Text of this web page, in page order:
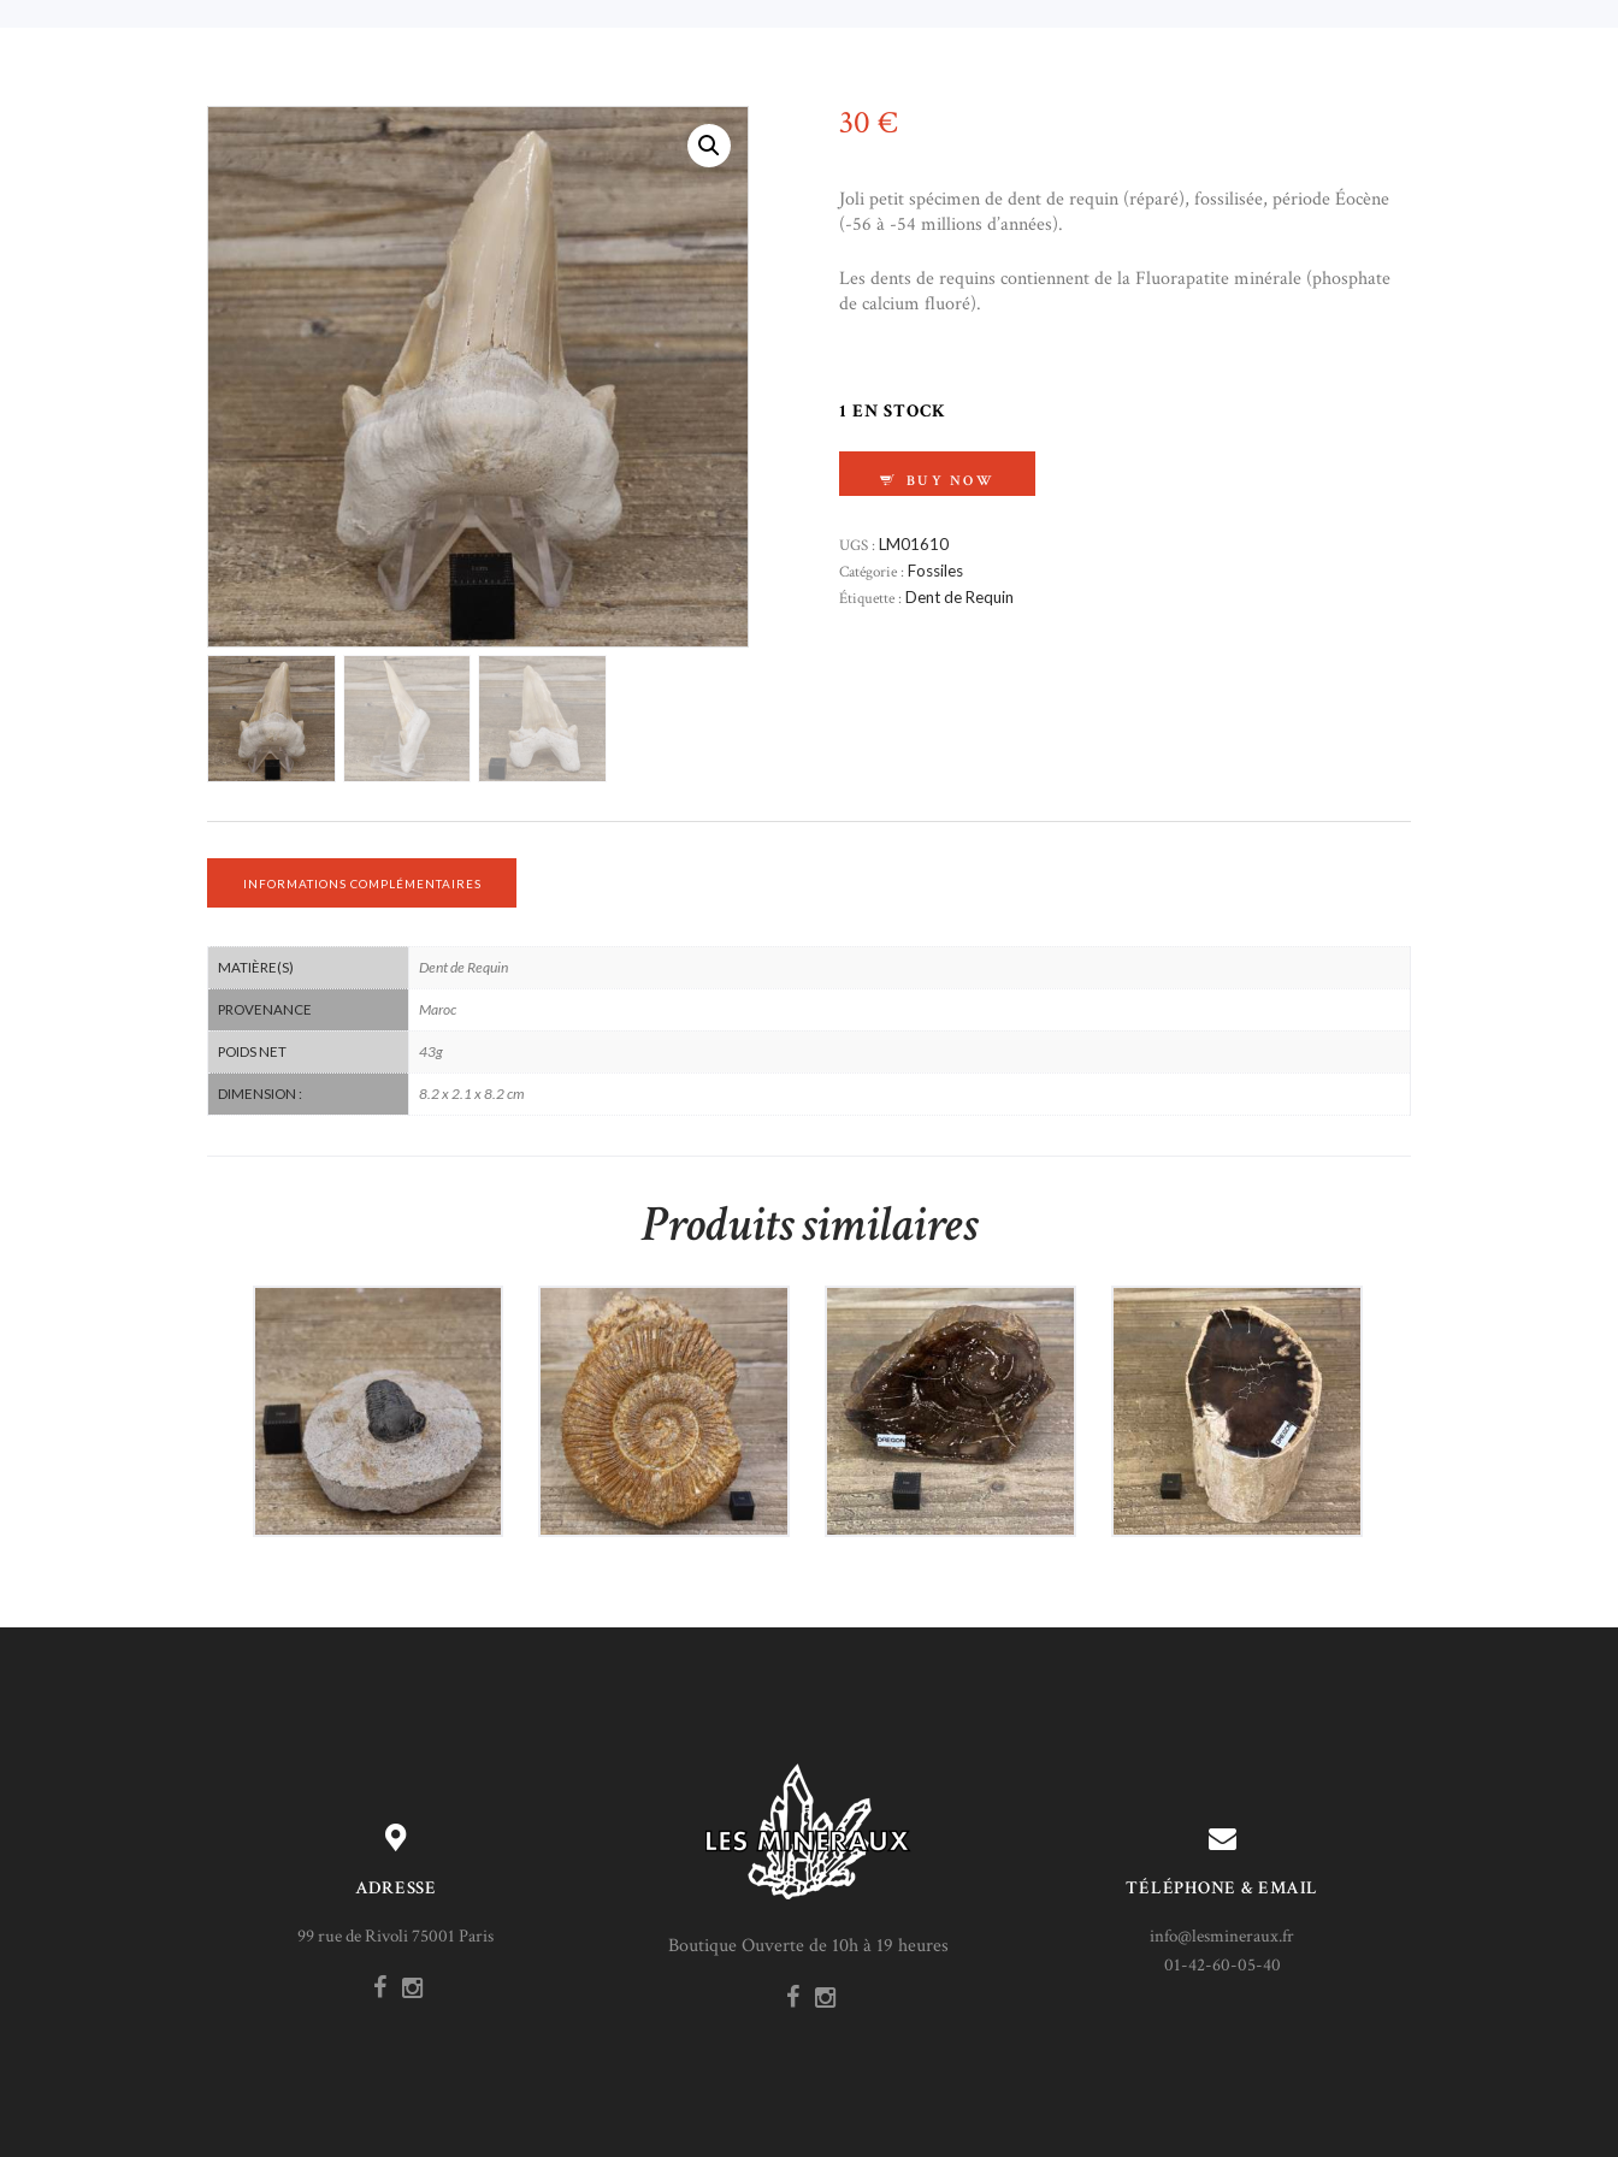
30 €
Joli petit spécimen de dent de requin (réparé), fossilisée, période Éocène
(-56 à -54 millions d’années).
Les dents de requins contiennent de la Fluorapatite minérale (phosphate
de calcium fluoré).
1 EN STOCK
BUY NOW
UGS : LM01610
Catégorie : Fossiles
Étiquette : Dent de Requin
INFORMATIONS COMPLÉMENTAIRES
MATIÈRE(S) Dent de Requin
PROVENANCE Maroc
POIDS NET 43g
DIMENSION : 8.2 x 2.1 x 8.2 cm
Produits similaires
Trilobite Gerastos
Proetus
50€
Ammonite
Perisphinctes
50€
Tronc Bois Fossile
Orégon
50€
Tronc Bois Fossile
Orégon
75€
ADRESSE
99 rue de Rivoli 75001 Paris Boutique Ouverte de 10h à 19 heures
TÉLÉPHONE & EMAIL
info@lesmineraux.fr
01-42-60-05-40